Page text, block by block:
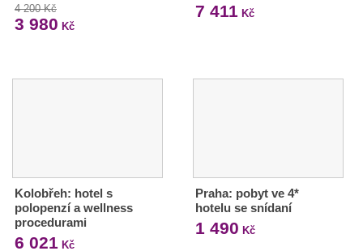
4 200 Kč
3 980 Kč
7 411 Kč
Kolobřeh: hotel s
polopenzí a wellness
procedurami
6 021 Kč
Praha: pobyt ve 4*
hotelu se snídaní
1 490 Kč